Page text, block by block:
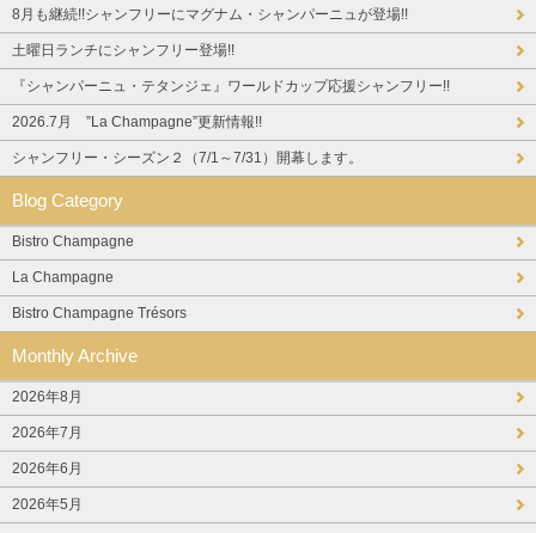
8月も継続!!シャンフリーにマグナム・シャンパーニュが登場!!
土曜日ランチにシャンフリー登場!!
『シャンパーニュ・テタンジェ』ワールドカップ応援シャンフリー!!
2026.7月 ”La Champagne”更新情報!!
シャンフリー・シーズン２（7/1～7/31）開幕します。
Blog Category
Bistro Champagne
La Champagne
Bistro Champagne Trésors
Monthly Archive
2026年8月
2026年7月
2026年6月
2026年5月